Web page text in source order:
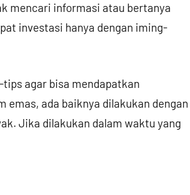
mencari informasi atau bertanya
investasi hanya dengan iming-
agar bisa mendapatkan
emas, ada baiknya dilakukan dengan
Jika dilakukan dalam waktu yang